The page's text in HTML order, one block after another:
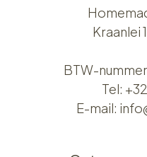
Kraanlei
BTW-
Tel:
E-mail: